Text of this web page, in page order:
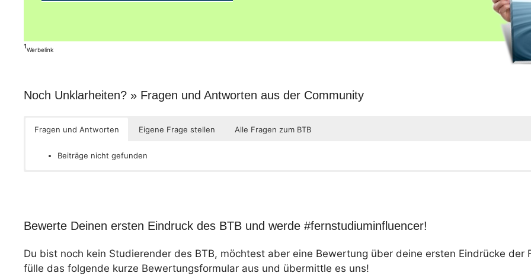
¹Werbelink
Noch Unklarheiten? » Fragen und Antworten aus der Community
Fragen und Antworten Eigene Frage stellen Alle Fragen zum BTB
Beiträge nicht gefunden
Bewerte Deinen ersten Eindruck des BTB und werde #fernstudiuminfluencer!
Du bist noch kein Studierender des BTB, möchtest aber eine Bewertung über deine ersten Eindrücke der
fülle das folgende kurze Bewertungsformular aus und übermittle es uns!